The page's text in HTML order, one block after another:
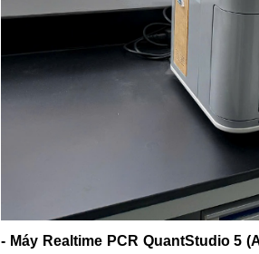
- Máy Realtime PCR QuantStudio 5